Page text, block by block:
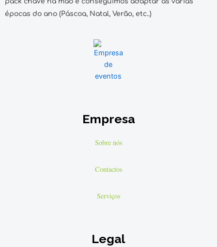
épocas do ano (Páscoa, Natal, Verão, etc..)
Empresa
Sobre nós
Contactos
Serviços
Legal